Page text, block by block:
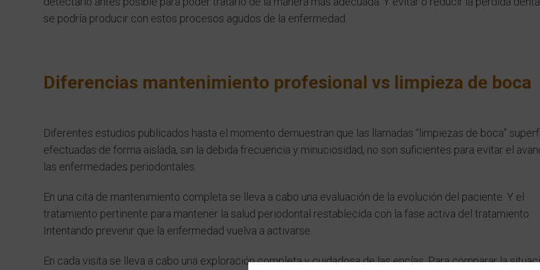
se podría producir con estos procesos agudos de la enfermedad.
Diferencias mantenimiento profesional vs limpieza de boca
Diferentes estudios publicados hasta el momento demuestran que las llamadas “limpiezas de boca”
efectuadas de forma aislada, sin la debida frecuencia y minuciosidad, no son suficientes para evitar el
las enfermedades periodontales.
En una cita de mantenimiento completa se lleva a cabo una evaluación de la evolución del paciente. Y el
tratamiento pertinente para mantener la salud periodontal restablecida con la fase activa del tratamiento.
Intentando prevenir que la enfermedad vuelva a activarse.
En cada visita se lleva a cabo una exploración completa y cuidadosa de las encías. Para comparar la